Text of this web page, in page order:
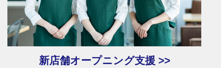
新店舗オープニング支援 >>